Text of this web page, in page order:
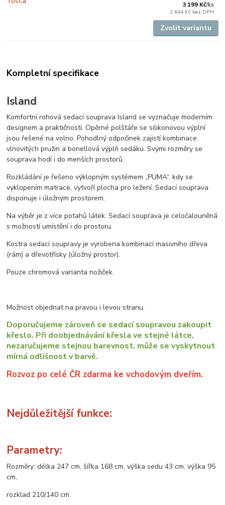
3 199 Kč/ks
2 644 Kč bez DPH
Zvolit variantu
Kompletní specifikace
Island
Komfortní rohová sedací souprava Island se vyznačuje moderním
designem a praktičností. Opěrné polštáře se silikonovou výplní
jsou řešené na volno. Pohodlný odpočinek zajistí kombinace
vlnovitých pružin a bonellová výplň sedáku. Svými rozměry se
souprava hodí i do menších prostorů.
Rozkládání je řešeno výklopným systémem „PUMA“, kdy se
vyklopením matrace, vytvoří plocha pro ležení. Sedací souprava
disponuje i úložným prostorem.
Na výběr je z více potahů látek. Sedací souprava je celočalouněná
s možností umístění i do prostoru.
Kostra sedací soupravy je vyrobena kombinací masivního dřeva
(rám) a dřevotřísky (úložný prostor).
Pouze chromová varianta nožiček.
Možnost objednat na pravou i levou stranu.
Doporučujeme zároveň se sedací soupravou zakoupit
křeslo. Při doobjednávání křesla ve stejné látce,
nezaručujeme stejnou barevnost, může se vyskytnout
mírná odlišnost v barvě.
Rozvoz po celé ČR zdarma ke vchodovým dveřím.
Nejdůležitější funkce:
Parametry:
Rozměry: délka 247 cm, šířka 168 cm, výška sedu 43 cm, výška 95
cm,
rozklad 210/140 cm